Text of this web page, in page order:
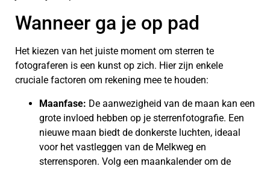
Wanneer ga je op pad
Het kiezen van het juiste moment om sterren te
fotograferen is een kunst op zich. Hier zijn enkele
cruciale factoren om rekening mee te houden:
Maanfase: De aanwezigheid van de maan kan een
grote invloed hebben op je sterrenfotografie. Een
nieuwe maan biedt de donkerste luchten, ideaal
voor het vastleggen van de Melkweg en
sterrensporen. Volg een maankalender om de